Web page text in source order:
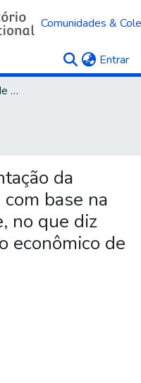
Comunidades &
Entrar
Trabalhos de Conclusão de Curso
da
base na
no que diz
econômico de